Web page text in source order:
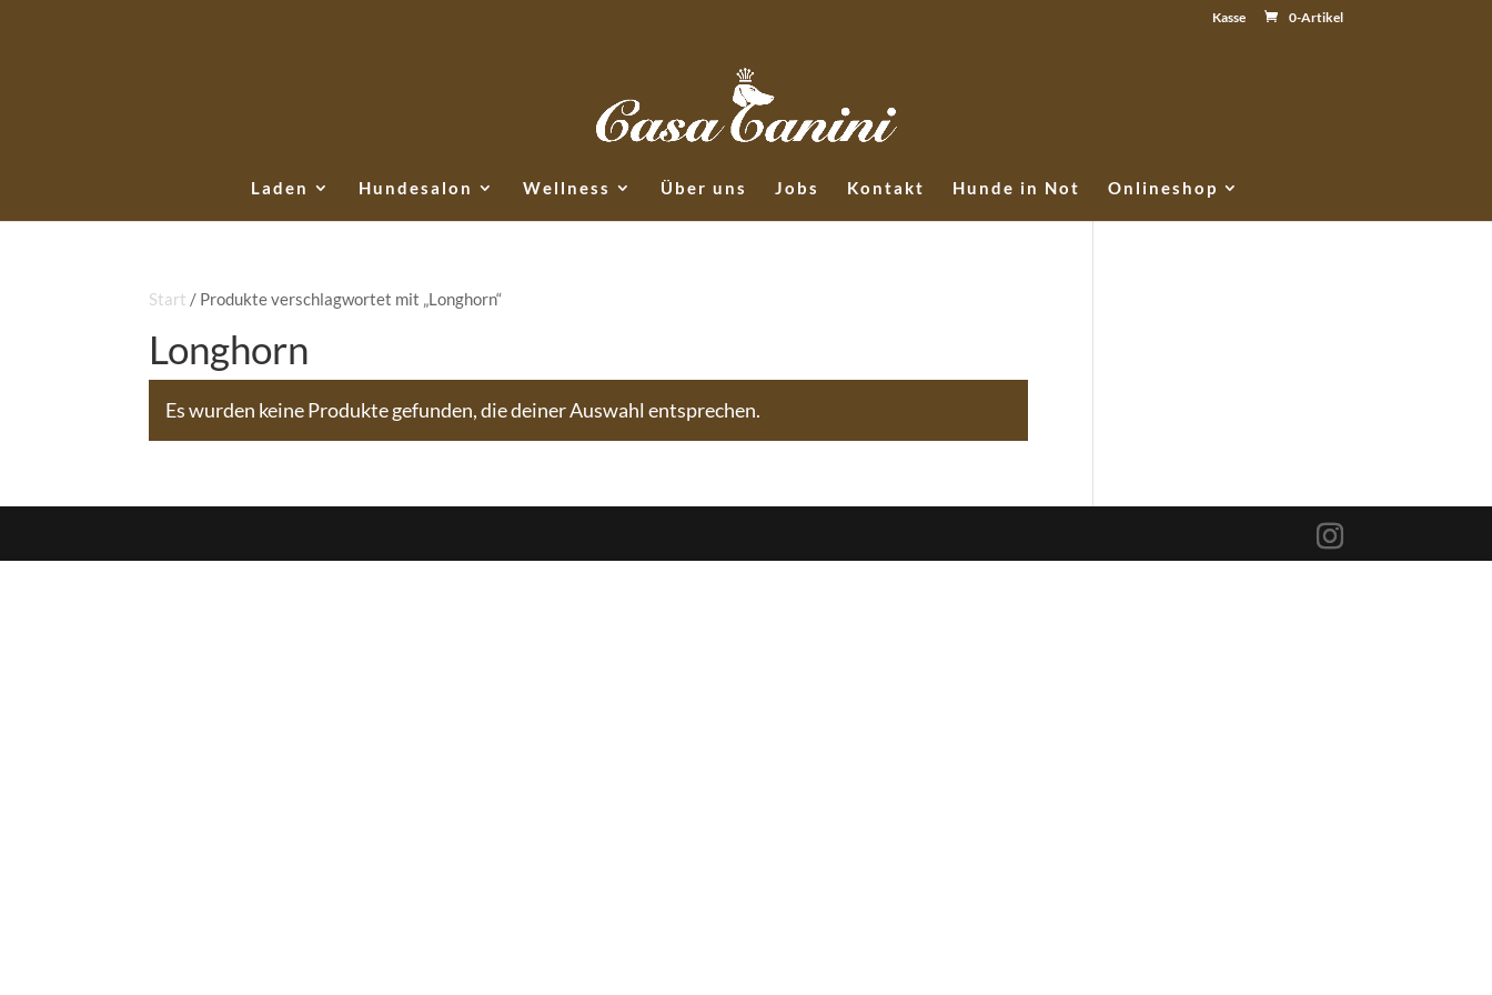
Kasse 0-Artikel
Laden Hundesalon Wellness Über uns Jobs Kontakt Hunde in Not Onlineshop
Start / Produkte verschlagwortet mit „Longhorn“
Longhorn
Es wurden keine Produkte gefunden, die deiner Auswahl entsprechen.